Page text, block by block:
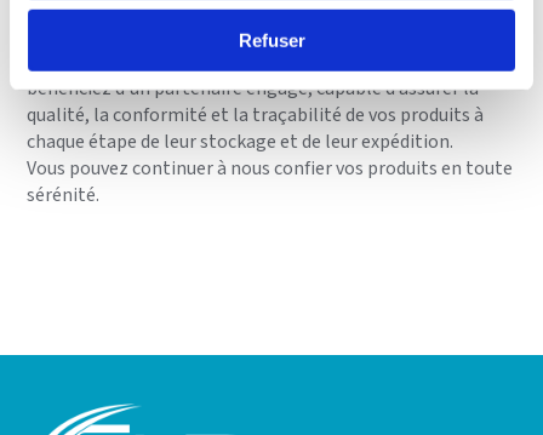
Refuser
volonté de proposer une logistique toujours plus fiable,
plus précise et plus exigeante.
En choisissant le Centre Logistique de Distribution, vous
bénéficiez d’un partenaire engagé, capable d’assurer la
qualité, la conformité et la traçabilité de vos produits à
chaque étape de leur stockage et de leur expédition.
Vous pouvez continuer à nous confier vos produits en toute
sérénité.